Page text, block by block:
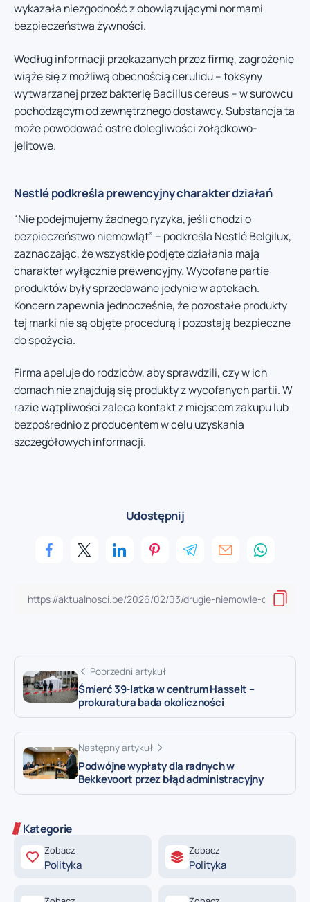
wykazała niezgodność z obowiązującymi normami
bezpieczeństwa żywności.
Według informacji przekazanych przez firmę, zagrożenie
wiąże się z możliwą obecnością cerulidu – toksyny
wytwarzanej przez bakterię Bacillus cereus – w surowcu
pochodzącym od zewnętrznego dostawcy. Substancja ta
może powodować ostre dolegliwości żołądkowo-
jelitowe.
Nestlé podkreśla prewencyjny charakter działań
“Nie podejmujemy żadnego ryzyka, jeśli chodzi o
bezpieczeństwo niemowląt” – podkreśla Nestlé Belgilux,
zaznaczając, że wszystkie podjęte działania mają
charakter wyłącznie prewencyjny. Wycofane partie
produktów były sprzedawane jedynie w aptekach.
Koncern zapewnia jednocześnie, że pozostałe produkty
tej marki nie są objęte procedurą i pozostają bezpieczne
do spożycia.
Firma apeluje do rodziców, aby sprawdzili, czy w ich
domach nie znajdują się produkty z wycofanych partii. W
razie wątpliwości zaleca kontakt z miejscem zakupu lub
bezpośrednio z producentem w celu uzyskania
szczegółowych informacji.
Udostępnij
Poprzedni artykuł
Śmierć 39-latka w centrum Hasselt –
prokuratura bada okoliczności
Następny artykuł
Podwójne wypłaty dla radnych w
Bekkevoort przez błąd administracyjny
Kategorie
Zobacz
Polityka
Zobacz
Polityka